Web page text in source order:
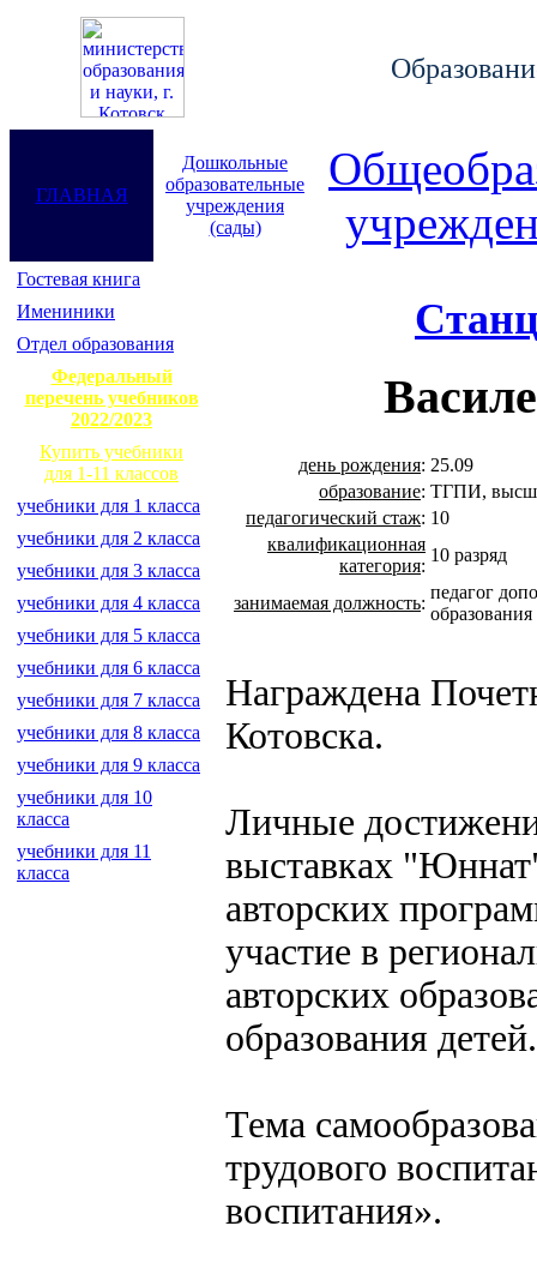
ГЛАВНАЯ
Дошкольные
образовательные
учреждения
(сады)
Гостевая книга
Имениники
Отдел образования
Федеральный
перечень учебников
2022/2023
Купить учебники
для 1-11 классов
учебники для 1 класса
учебники для 2 класса
учебники для 3 класса
учебники для 4 класса
учебники для 5 класса
учебники для 6 класса
учебники для 7 класса
учебники для 8 класса
учебники для 9 класса
учебники для 10
класса
учебники для 11
класса
день рождения: 25.09
образование: ТГПИ,
педагогический стаж: 10
квалификационная
категория:
10 разряд
занимаемая должность:
педагог
образования
Награждена
Котовска.
Личные
выставках
авторских
участие в
авторских
образования детей.
Тема
трудового
воспитания».